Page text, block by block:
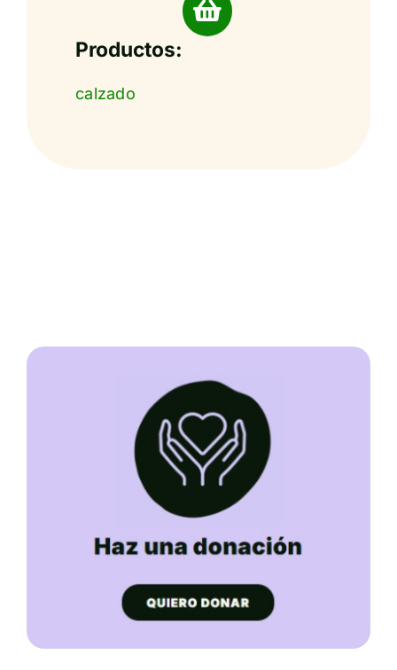
Productos:
calzado